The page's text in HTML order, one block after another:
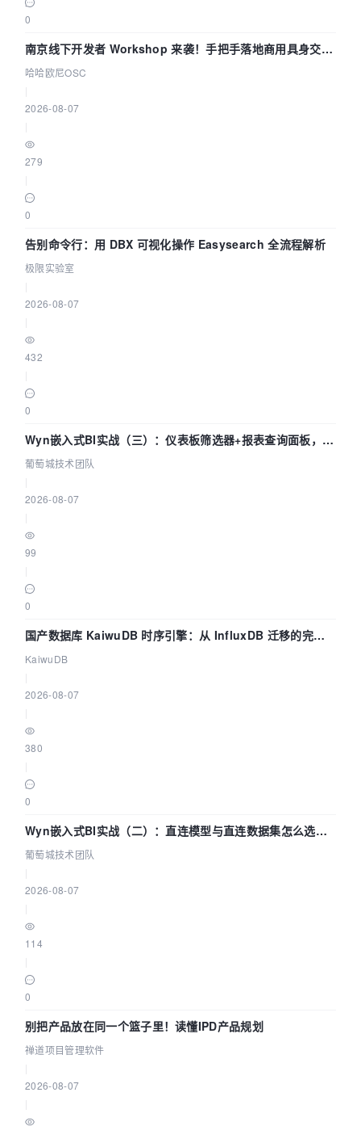
0
南京线下开发者 Workshop 来袭！手把手落地商用具身交互
智能 Agent 应用
哈哈欧尼OSC
2026-08-07
279
0
告别命令行：用 DBX 可视化操作 Easysearch 全流程解析
极限实验室
2026-08-07
432
0
Wyn嵌入式BI实战（三）：仪表板筛选器+报表查询面板，参
数联动全闭环
葡萄城技术团队
2026-08-07
99
0
国产数据库 KaiwuDB 时序引擎：从 InfluxDB 迁移的完整
技术路径
KaiwuDB
2026-08-07
380
0
Wyn嵌入式BI实战（二）：直连模型与直连数据集怎么选，
参数为什么不生效？| 葡萄城技术团队
葡萄城技术团队
2026-08-07
114
0
别把产品放在同一个篮子里！读懂IPD产品规划
禅道项目管理软件
2026-08-07